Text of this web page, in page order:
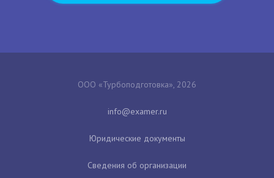
ООО «Турбоподготовка», 2026
Юридические документы
Сведения об организации